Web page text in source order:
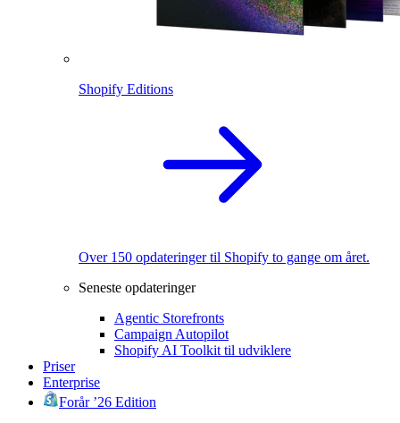
Shopify Editions
Over 150 opdateringer til Shopify to gange om året.
Seneste opdateringer
Agentic Storefronts
Campaign Autopilot
Shopify AI Toolkit til udviklere
Priser
Enterprise
Forår ’26 Edition